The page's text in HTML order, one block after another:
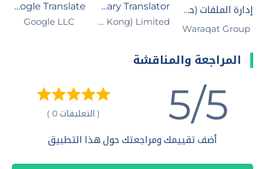
إدارة الملفات (حمّل)
Waraqat Group
UDictionary Translator
Youdao (Hong Kong) Limited
Google Translate
Google LLC
المراجعة والمناقشة
5/5 ( التعليقات 0 )
أضف تقييمك ومراجعتك حول هذا التطبيق